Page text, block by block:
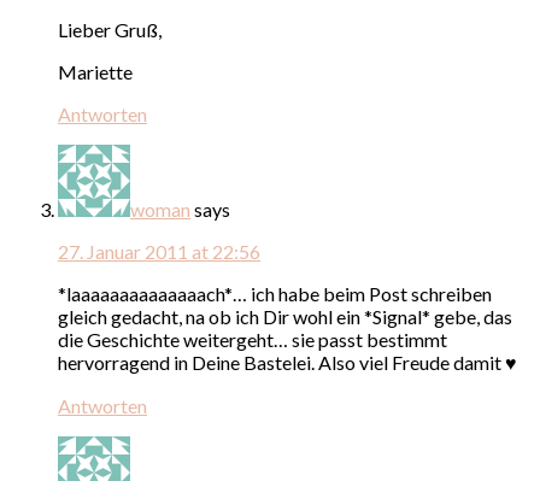
Lieber Gruß,
Mariette
Antworten
woman says
27. Januar 2011 at 22:56
*laaaaaaaaaaaaaach*… ich habe beim Post schreiben
gleich gedacht, na ob ich Dir wohl ein *Signal* gebe, das
die Geschichte weitergeht… sie passt bestimmt
hervorragend in Deine Bastelei. Also viel Freude damit ♥
Antworten